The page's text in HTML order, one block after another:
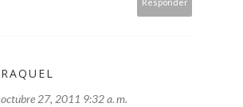
Responder
RAQUEL
octubre 27, 2011 9:32 a. m.